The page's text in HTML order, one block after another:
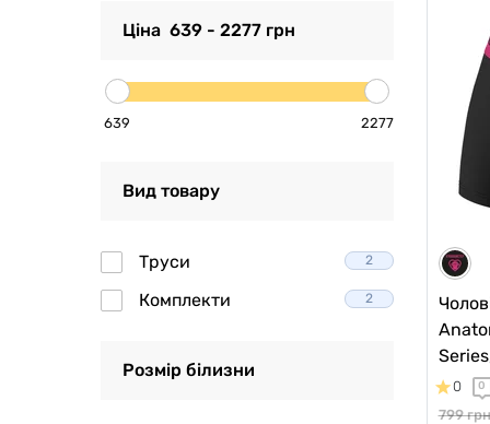
Ціна 639 - 2277 грн
639 2277
Вид товару
Труси 2
Комплекти 2
Розмір білизни
0 0
799 грн